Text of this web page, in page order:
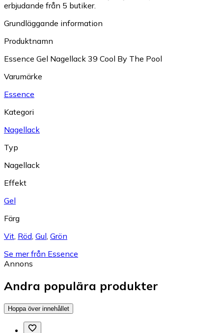
erbjudande från 5 butiker.
Grundläggande information
Produktnamn
Essence Gel Nagellack 39 Cool By The Pool
Varumärke
Essence
Kategori
Nagellack
Typ
Nagellack
Effekt
Gel
Färg
Vit, Röd, Gul, Grön
Se mer från Essence
Annons
Andra populära produkter
Hoppa över innehållet